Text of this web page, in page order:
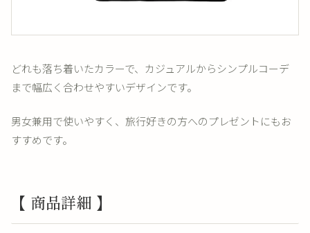
どれも落ち着いたカラーで、カジュアルからシンプルコーデ
まで幅広く合わせやすいデザインです。
男女兼用で使いやすく、旅行好きの方へのプレゼントにもお
すすめです。
【 商品詳細 】